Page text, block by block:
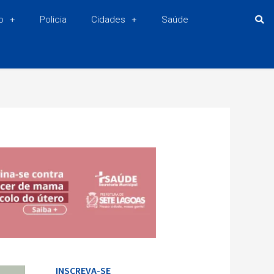
Policia Cidades Saúde
INSCREVA-SE